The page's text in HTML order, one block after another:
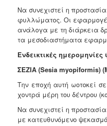
ΤΟΠΟΣ
ΠΟΛΙΤΙΣΜΟΣ
ΑΝΘΕΚΤΙΚΗ
ΠΟΛΗ
Να συνεχιστεί η
φυλλώματος. Οι
ανάλογα με τη διάρκεια
τα μεσοδιαστήματα
Ενδεικτικές
ΣΕΖΙΑ (Sesia myopiformis)
Την εποχή αυτή ωοτοκεί
χοντρά μέρη του δέντρου
Να συνεχιστεί η
με κατευθυνόμενο